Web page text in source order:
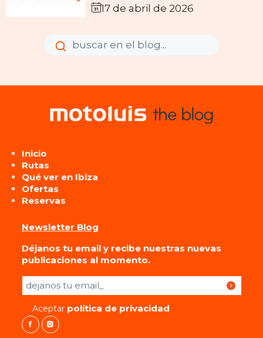
17 de abril de 2026
Enviar
Enviar
Inicio
Rutas
Qué ver en Ibiza
Ofertas
Reservas
Newsletter Blog
Déjanos tu email y recibe nuestras nuevas
publicaciones al momento.
Por favor, deja este campo vacío.
Aceptar política de privacidad